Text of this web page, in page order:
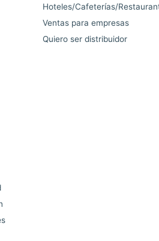
Hoteles/Cafeterías/
Ventas para empresas
Quiero ser distribuidor